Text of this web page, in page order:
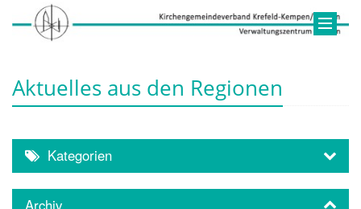
Aktuelles aus den Regionen
Kategorien
Archiv